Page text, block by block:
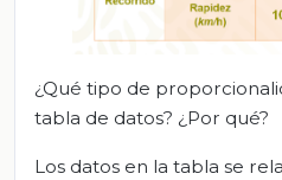
¿Qué tipo de
tabla de datos? ¿Por qué?
Los datos en la tabla se